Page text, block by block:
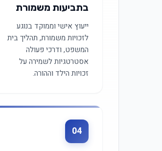
בתביעות משמורת
ייעוץ אישי וממוקד בנוגע
לזכויות משמורת, תהליך בית
המשפט, ודרכי פעולה
אסטרטגיות לשמירה על
זכויות הילד וההורה.
04